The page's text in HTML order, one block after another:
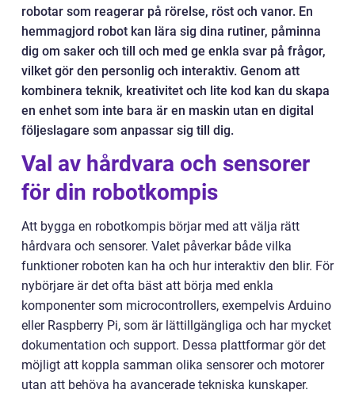
robotar som reagerar på rörelse, röst och vanor. En
hemmagjord robot kan lära sig dina rutiner, påminna
dig om saker och till och med ge enkla svar på frågor,
vilket gör den personlig och interaktiv. Genom att
kombinera teknik, kreativitet och lite kod kan du skapa
en enhet som inte bara är en maskin utan en digital
följeslagare som anpassar sig till dig.
Val av hårdvara och sensorer
för din robotkompis
Att bygga en robotkompis börjar med att välja rätt
hårdvara och sensorer. Valet påverkar både vilka
funktioner roboten kan ha och hur interaktiv den blir. För
nybörjare är det ofta bäst att börja med enkla
komponenter som microcontrollers, exempelvis Arduino
eller Raspberry Pi, som är lättillgängliga och har mycket
dokumentation och support. Dessa plattformar gör det
möjligt att koppla samman olika sensorer och motorer
utan att behöva ha avancerade tekniska kunskaper.